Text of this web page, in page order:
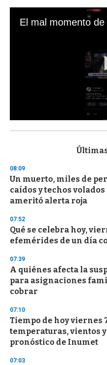
s
d
s
o
f
3
s
e
c
o
d
s
08:09
Un muerto, miles de
caídos y techos
ameritó alerta roja
07:52
Qué se celebra hoy,
efemérides de un día
07:39
A quiénes afecta la
para asignaciones
cobrar
07:10
Tiempo de hoy viernes
temperaturas, vientos
pronóstico de Inumet
07:03